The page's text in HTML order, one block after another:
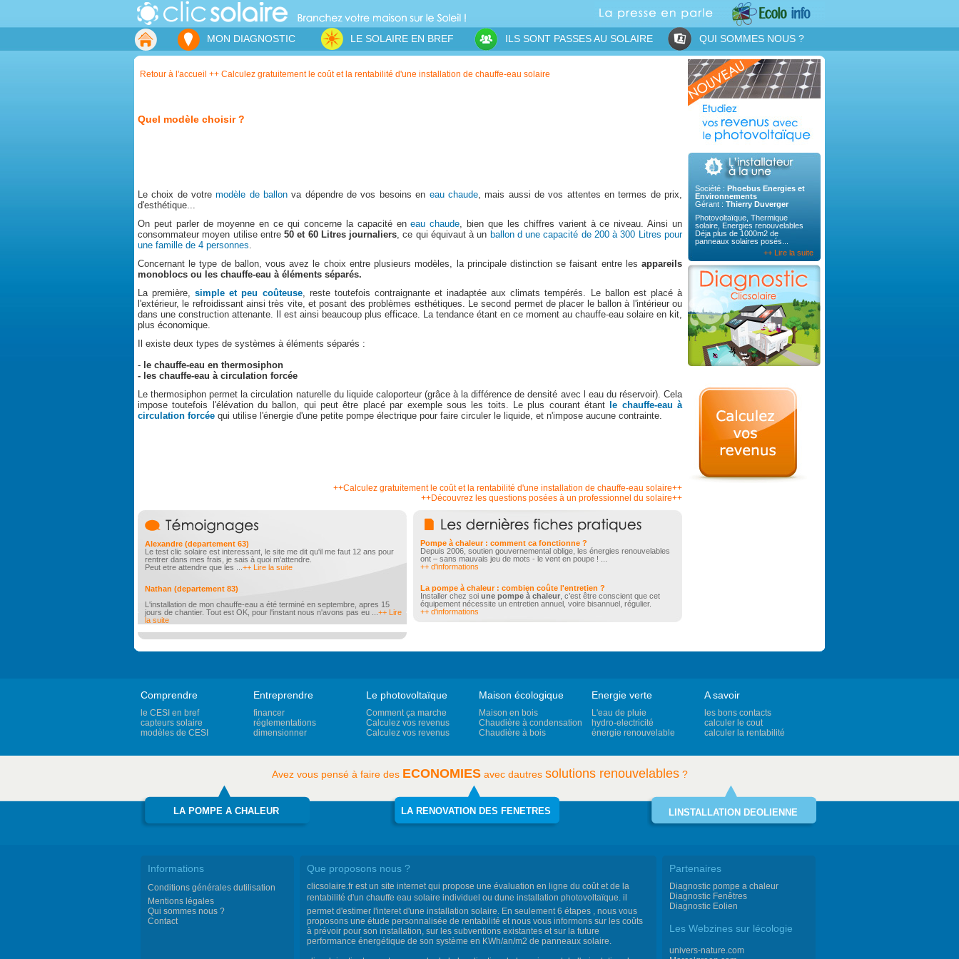
MON DIAGNOSTIC LE SOLAIRE EN BREF ILS SONT PASSES AU SOLAIRE QUI SOMMES NOUS ?
Retour à l'accueil ++ Calculez gratuitement le coût et la rentabilité d'une installation de chauffe-eau solaire
Société : Phoebus Energies et
Environnements
Gérant : Thierry Duverger
Photovoltaïque, Thermique
solaire, Energies renouvelables
Déja plus de 1000m2 de
panneaux solaires posés...
++ Lire la suite
Quel modèle choisir ?
Le choix de votremodèle de ballonva dépendre de vos besoins en eau chaude, mais aussi de vos attentes en termes de prix,
d'esthétique...
On peut parler de moyenne en ce qui concerne la capacité eneau chaude, bien que les chiffres varient à ce niveau. Ainsi un
consommateur moyen utilise entre50 et 60 Litres journaliers, ce qui équivaut à un ballon d une capacité de 200 à 300 Litres pour
une famille de 4 personnes.
Concernant le type de ballon, vous avez le choix entre plusieurs modèles, la principale distinction se faisant entre les appareils
monoblocs ou les chauffe-eau à éléments séparés.
La première,simple et peu coûteuse, reste toutefois contraignante et inadaptée aux climats tempérés. Le ballon est placé à
l'extérieur, le refroidissant ainsi très vite, et posant des problèmes esthétiques. Le second permet de placer le ballon à l'intérieur ou
dans une construction attenante. Il est ainsi beaucoup plus efficace. La tendance étant en ce moment au chauffe-eau solaire en kit,
plus économique.
Il existe deux types de systèmes à éléments séparés :
- le chauffe-eau en thermosiphon
- les chauffe-eau à circulation forcée
Le thermosiphon permet la circulation naturelle du liquide caloporteur (grâce à la différence de densité avec l eau du réservoir). Cela
impose toutefois l'élévation du ballon, qui peut être placé par exemple sous les toits. Le plus courant étant
le chauffe-eau à
circulation forcée qui utilise l'énergie d'une petite pompe électrique pour faire circuler le liquide, et n'impose aucune contrainte.
++Calculez gratuitement le coût et la rentabilité d'une installation de chauffe-eau solaire++
++Découvrez les questions posées à un professionnel du solaire++
Alexandre (departement 63)
Le test clic solaire est interessant, le site me dit qu'il me faut 12 ans pour
rentrer dans mes frais, je sais à quoi m'attendre.
Peut etre attendre que les ... ++ Lire la suite
Nathan (departement 83)
L'installation de mon chauffe-eau a été terminé en septembre, apres 15
jours de chantier. Tout est OK, pour l'instant nous n'avons pas eu ... ++ Lire
la suite
Pompe à chaleur : comment ca fonctionne ?
Depuis 2006, soutien gouvernemental oblige, les énergies renouvelables
ont – sans mauvais jeu de mots - le vent en poupe ! ...
++ d'informations
La pompe à chaleur : combien coûte l'entretien ?
Installer chez soi une pompe à chaleur , c’est être conscient que cet
équipement nécessite un entretien annuel, voire bisannuel, régulier.
++ d'informations
Comprendre
le CESI en bref
capteurs solaire
modèles de CESI
Entreprendre
financer
réglementations
dimensionner
Le photovoltaïque
Comment ça marche
Calculez vos revenus
Calculez vos revenus
Maison écologique
Maison en bois
Chaudière à condensation
Chaudière à bois
Energie verte
L'eau de pluie
hydro-electricité
énergie renouvelable
A savoir
les bons contacts
calculer le cout
calculer la rentabilité
Avez vous pensé à faire des ECONOMIESavec dautres solutions renouvelables?
LA POMPE A CHALEUR LA RENOVATION DES FENETRES LINSTALLATION DEOLIENNE
Informations
Conditions générales dutilisation
Mentions légales
Qui sommes nous ?
Contact
Que proposons nous ?
clicsolaire.fr est un site internet qui propose une évaluation en ligne du coût et de la
rentabilité d'un chauffe eau solaire individuel ou dune installation photovoltaïque. il
permet d'estimer l'interet d'une installation solaire. En seulement 6 étapes , nous vous
proposons une étude personnalisée de rentabilité et nous vous informons sur les coûts
à prévoir pour son installation, sur les subventions existantes et sur la future
performance énergétique de son système en KWh/an/m2 de panneaux solaire.
Partenaires
Diagnostic pompe a chaleur
Diagnostic Fenêtres
Diagnostic Eolien
Les Webzines sur lécologie
univers-nature.com